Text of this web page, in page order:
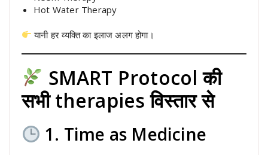
Hot Water Therapy
यानी हर व्यक्ति का इलाज अलग होगा।
SMART Protocol की
सभी therapies विस्तार से
1. Time as Medicine